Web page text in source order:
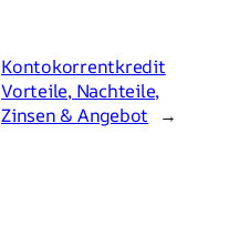
Kontokorrentkredit
Vorteile, Nachteile,
Zinsen & Angebot
→